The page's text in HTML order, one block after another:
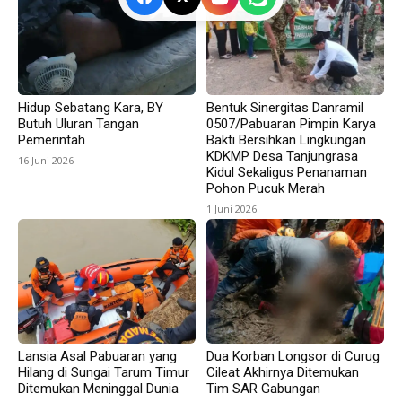
Hidup Sebatang Kara, BY
Butuh Uluran Tangan
Pemerintah
16 Juni 2026
Bentuk Sinergitas Danramil
0507/Pabuaran Pimpin Karya
Bakti Bersihkan Lingkungan
KDKMP Desa Tanjungrasa
Kidul Sekaligus Penanaman
Pohon Pucuk Merah
1 Juni 2026
Lansia Asal Pabuaran yang
Hilang di Sungai Tarum Timur
Ditemukan Meninggal Dunia
Dua Korban Longsor di Curug
Cileat Akhirnya Ditemukan
Tim SAR Gabungan